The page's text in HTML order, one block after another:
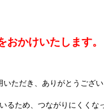
おかけいたします。
ただき、ありがとうござい
るため、つながりにくくな